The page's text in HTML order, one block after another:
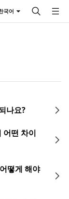
국어
나요?
어떤 차이
떻게 해야